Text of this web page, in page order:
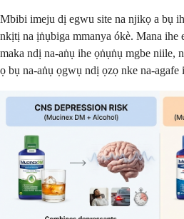
Mbibi imeju dị egwu site na njikọ a bụ
nkịtị na ịṅụbiga mmanya ókè. Mana ihe
maka ndị na-aṅụ ihe ọṅụṅụ mgbe niile,
ọ bụ na-aṅụ ọgwụ ndị ọzọ nke na-agafe